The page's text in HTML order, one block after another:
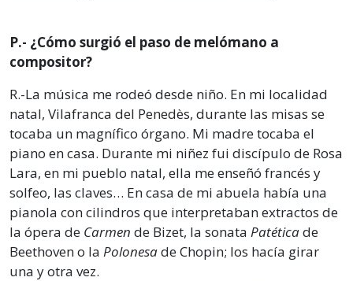
P.- ¿Cómo surgió el paso de melómano a
compositor?
R.-La música me rodeó desde niño. En mi localidad
natal, Vilafranca del Penedès, durante las misas se
tocaba un magnífico órgano. Mi madre tocaba el
piano en casa. Durante mi niñez fui discípulo de Rosa
Lara, en mi pueblo natal, ella me enseñó francés y
solfeo, las claves… En casa de mi abuela había una
pianola con cilindros que interpretaban extractos de
la ópera de Carmen de Bizet, la sonata Patéticade
Beethoven o la Polonesade Chopin; los hacía girar
una y otra vez.